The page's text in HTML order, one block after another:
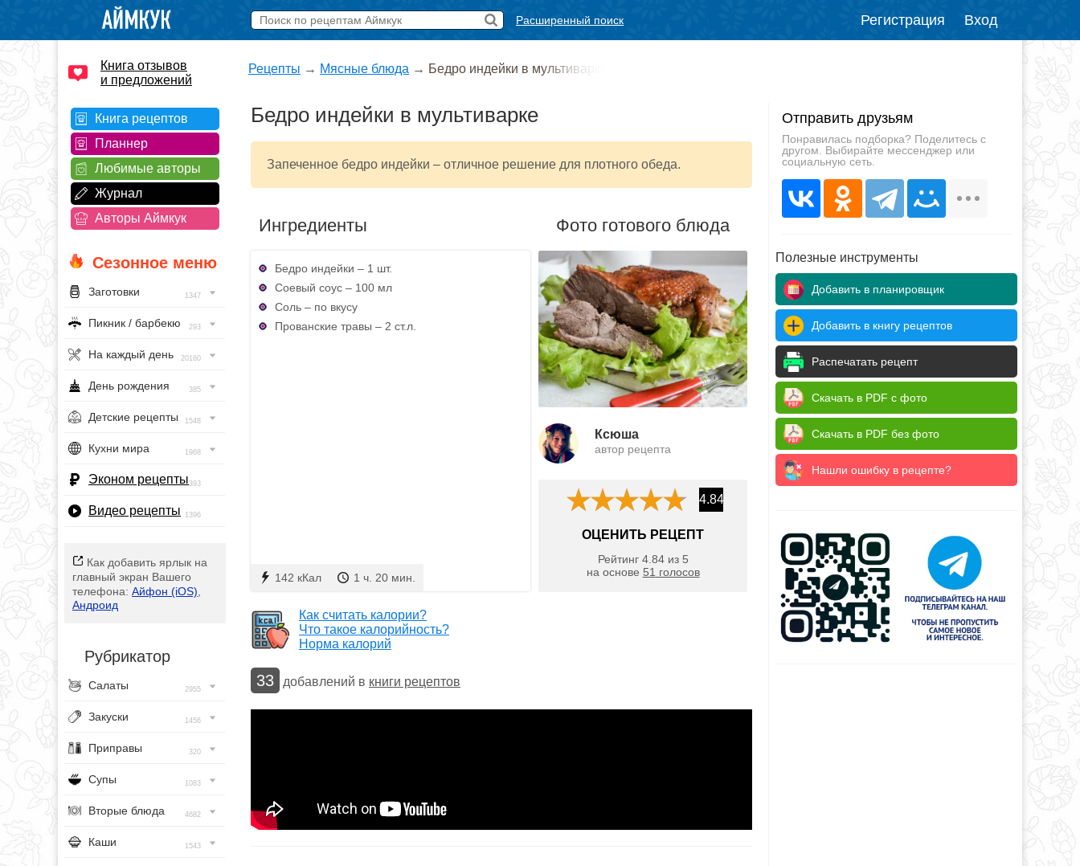
Расширенный поиск Регистрация Вход
Книга отзывов
и предложений
Книга рецептов
Планнер
Любимые авторы
Журнал
Авторы Аймкук
Сезонное меню
Заготовки 1347
Пикник / барбекю 293
На каждый день 20160
День рождения 385
Детские рецепты 1548
Кухни мира 1968
Эконом рецепты393
Видео рецепты 1396
Как добавить ярлык на
главный экран Вашего
телефона: Айфон (iOS)
Андроид
Рубрикатор
Салаты 2955
Закуски 1456
Приправы 320
Супы 1083
Вторые блюда 4682
Каши 1543
Рецепты → Мясные блюда → Бедро индейки в мультиварке
Бедро индейки в мультиварке
Запеченное бедро индейки – отличное решение для плотного обеда.
Ингредиенты
Бедро индейки – 1 шт.
Соевый соус – 100 мл
Соль – по вкусу
Прованские травы – 2 ст.л.
142 кКал 1 ч. 20 мин.
Фото готового блюда
Ксюша
автор рецепта
4.84
ОЦЕНИТЬ РЕЦЕПТ
Рейтинг 4.84из 5
на основе 51 голосов
Как считать калории?
Что такое калорийность?
Норма калорий
33 добавлений в книги рецептов
Отправить друзьям
Понравилась подборка? Поделитесь с
другом. Выбирайте мессенджер или
социальную сеть.
Полезные инструменты
Добавить в планировщик
Добавить в книгу рецептов
Распечатать рецепт
Скачать в PDF с фото
Скачать в PDF без фото
Нашли ошибку в рецепте?